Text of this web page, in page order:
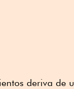
deriva de